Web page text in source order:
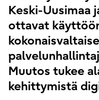
Keski-Uusimaa
ottavat
Muutos tukee
kehittymistä